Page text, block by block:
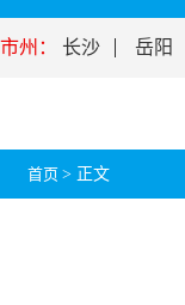
市州： 长沙 岳阳
首页 > 正文